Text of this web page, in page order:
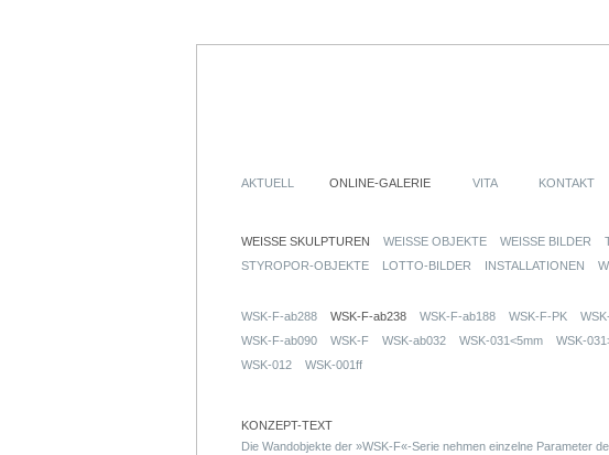
AKTUELL ONLINE-GALERIE VITA KONTAKT
WEISSE SKULPTUREN WEISSE OBJEKTE WEISSE BILDER
STYROPOR-OBJEKTE
LOTTO-BILDER INSTALLATIONEN
WSK-F-ab288 WSK-F-ab238 WSK-F-ab188 WSK-F-PK
WSK-F-ab090
WSK-F WSK-ab032 WSK-031<5mm WSK-
WSK-012
WSK-001ff
KONZEPT-TEXT
Die Wandobjekte der »WSK-F«-Serie nehmen einzelne Parameter